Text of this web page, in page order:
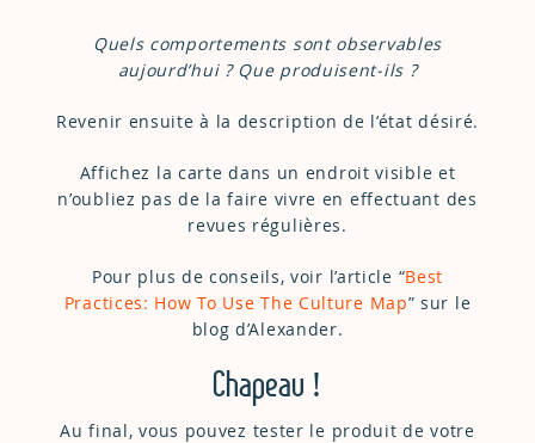
Quels comportements sont observables
aujourd’hui ? Que produisent-ils ?
Revenir ensuite à la description de l’état désiré.
Affichez la carte dans un endroit visible et
n’oubliez pas de la faire vivre en effectuant des
revues régulières.
Pour plus de conseils, voir l’article “Best
Practices: How To Use The Culture Map” sur le
blog d’Alexander.
Chapeau !
Au final, vous pouvez tester le produit de votre